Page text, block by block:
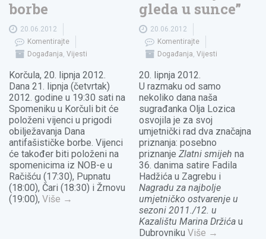
borbe
20.06.2012
Komentirajte
Događanja Vijesti
Korčula, 20. lipnja 2012.
Dana 21. lipnja (četvrtak)
2012. godine u 19:30 sati na
Spomeniku u Korčuli bit će
položeni vijenci u prigodi
obilježavanja Dana
antifašističke borbe. Vijenci
će također biti položeni na
spomenicima iz NOB-e u
Račišću (17:30), Pupnatu
(18:00), Čari (18:30) i Žrnovu
(19:00), Više →
gleda u sunce”
20.06.2012
Komentirajte
Događanja ,Vijesti
20. lipnja 2012.
U razmaku od samo
nekoliko dana naša
sugrađanka Olja Lozica
osvojila je za svoj
umjetnički rad dva značajna
priznanja: posebno
priznanjeZlatni smijeh na
36. danima satire Fadila
Hadžića u Zagrebu i
Nagradu za najbolje
umjetničko ostvarenje u
sezoni 2011./12. u
Kazalištu Marina Držića u
DubrovnikuViše →